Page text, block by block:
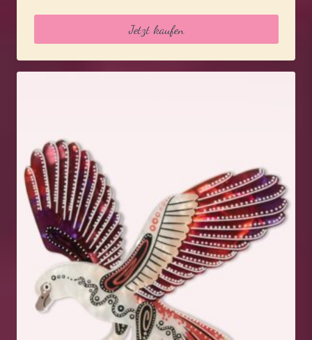
Jetzt kaufen